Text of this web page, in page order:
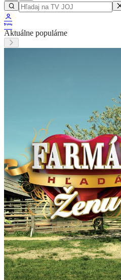
Aktuálne populárne